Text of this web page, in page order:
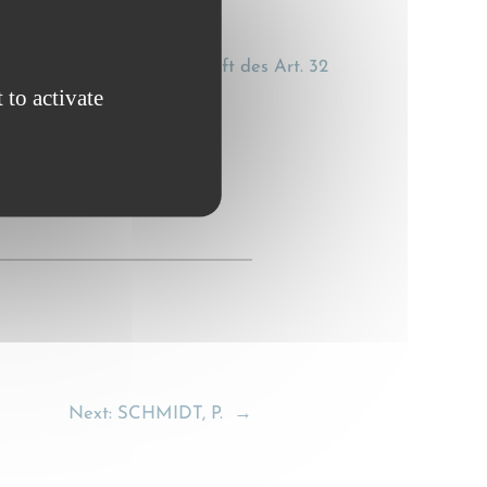
der Verjährungsvorschrift des Art. 32
435
Next: SCHMIDT, P. →
to activate